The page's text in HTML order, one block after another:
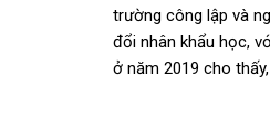
trường công lập và
đổi nhân khẩu học,
ở năm 2019 cho